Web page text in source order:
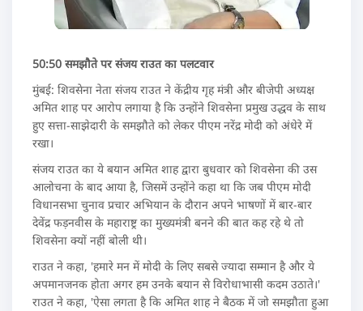
50:50 समझौते पर संजय राउत का पलटवार
मुंबई: शिवसेना नेता संजय राउत ने केंद्रीय गृह मंत्री और बीजेपी अध्यक्ष
अमित शाह पर आरोप लगाया है कि उन्होंने शिवसेना प्रमुख उद्धव के साथ
हुए सत्ता-साझेदारी के समझौते को लेकर पीएम नरेंद्र मोदी को अंधेरे में
रखा।
संजय राउत का ये बयान अमित शाह द्वारा बुधवार को शिवसेना की उस
आलोचना के बाद आया है, जिसमें उन्होंने कहा था कि जब पीएम मोदी
विधानसभा चुनाव प्रचार अभियान के दौरान अपने भाषणों में बार-बार
देवेंद्र फड़नवीस के महाराष्ट्र का मुख्यमंत्री बनने की बात कह रहे थे तो
शिवसेना क्यों नहीं बोली थी।
राउत ने कहा, 'हमारे मन में मोदी के लिए सबसे ज्यादा सम्मान है और ये
अपमानजनक होता अगर हम उनके बयान से विरोधाभासी कदम उठाते।'
राउत ने कहा, 'ऐसा लगता है कि अमित शाह ने बैठक में जो समझौता हुआ